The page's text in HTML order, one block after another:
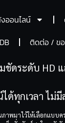
ออนไลน์
ติดต่อ / ข
ชัดระดับ HD
ด้ทุกเวลา ไม่
าพมาไว้ให้เลือกแบบ